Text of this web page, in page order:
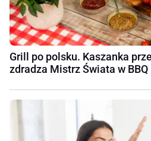
Grill po polsku. Kaszanka
zdradza Mistrz Świata w BBQ